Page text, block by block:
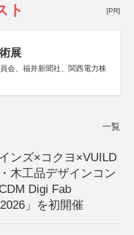
ト [PR]
展
会、福井新聞社、関西電力株
一覧
ンズ×コクヨ×VUILD
木工品デザインコン
Digi Fab
」を初開催